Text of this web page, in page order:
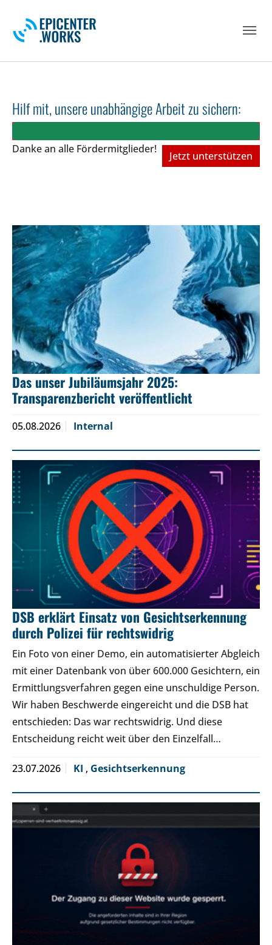
Hilf mit, unsere unabhängige Arbeit zu sichern:
Danke an alle Fördermitglieder!
Jetzt unterstützen
Das unser Jubiläumsjahr 2025:
Transparenzbericht veröffentlicht
05.08.2026 Internal
DSB erklärt Einsatz von Gesichtserkennung
durch Polizei für rechtswidrig
Ein Foto von einer Demo, ein automatisierter Abgleich
mit einer Datenbank von über 600.000 Gesichtern, ein
Ermittlungsverfahren gegen eine unschuldige Person.
Wir haben Beschwerde eingereicht und die DSB hat
entschieden: Das war rechtswidrig. Und diese
Entscheidung reicht weit über den Einzelfall…
23.07.2026 KI , Gesichtserkennung